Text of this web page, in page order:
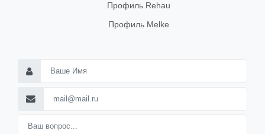
Профиль Rehau
Профиль Melke